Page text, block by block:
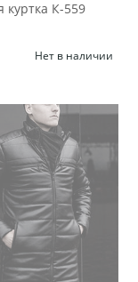
куртка К-559
Нет в наличии